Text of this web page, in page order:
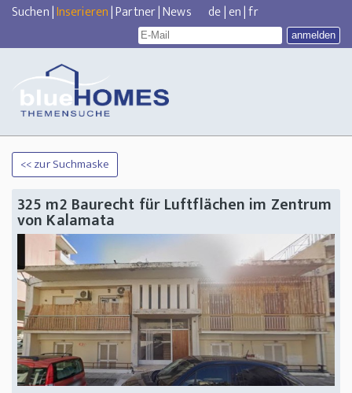
Suchen|Inserieren|Partner|News de|en|fr
<< zur Suchmaske
325 m2 Baurecht für Luftflächen im Zentrum
von Kalamata